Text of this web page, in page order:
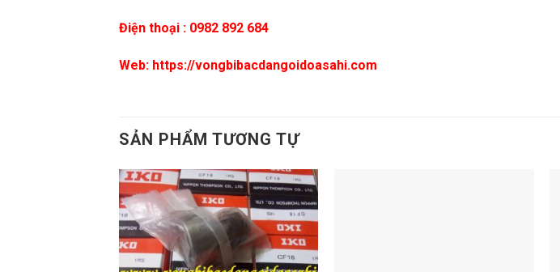
Điện thoại : 0982 892 684
Web: https://vongbibacdangoidoasahi.com
SẢN PHẨM TƯƠNG TỰ